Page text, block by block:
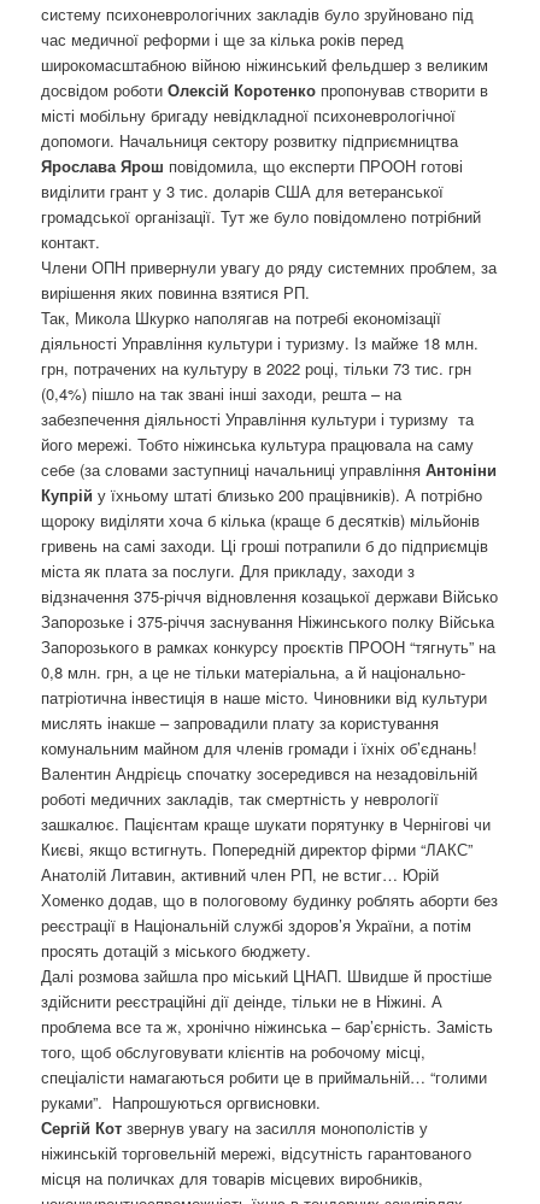
систему психоневрологічних закладів було зруйновано під
час медичної реформи і ще за кілька років перед
широкомасштабною війною ніжинський фельдшер з великим
досвідом роботиОлексій Коротенко пропонував створити в
місті мобільну бригаду невідкладної психоневрологічної
допомоги. Начальниця сектору розвитку підприємництва
Ярослава Ярош повідомила, що експерти ПРООН готові
виділити грант у 3 тис. доларів США для ветеранської
громадської організації. Тут же було повідомлено потрібний
контакт.
Члени ОПН привернули увагу до ряду системних проблем, за
вирішення яких повинна взятися РП.
Так, Микола Шкурко наполягав на потребі економізації
діяльності Управління культури і туризму. Із майже 18 млн.
грн, потрачених на культуру в 2022 році, тільки 73 тис. грн
(0,4%) пішло на так звані інші заходи, решта – на
забезпечення діяльності Управління культури і туризму та
його мережі. Тобто ніжинська культура працювала на саму
себе (за словами заступниці начальниці управлінняАнтоніни
Купрій у їхньому штаті близько 200 працівників). А потрібно
щороку виділяти хоча б кілька (краще б десятків) мільйонів
гривень на самі заходи. Ці гроші потрапили б до підприємців
міста як плата за послуги. Для прикладу, заходи з
відзначення 375-річчя відновлення козацької держави Військо
Запорозьке і 375-річчя заснування Ніжинського полку Війська
Запорозького в рамках конкурсу проєктів ПРООН “тягнуть” на
0,8 млн. грн, а це не тільки матеріальна, а й національно-
патріотична інвестиція в наше місто. Чиновники від культури
мислять інакше – запровадили плату за користування
комунальним майном для членів громади і їхніх об’єднань!
Валентин Андрієць спочатку зосередився на незадовільній
роботі медичних закладів, так смертність у неврології
зашкалює. Пацієнтам краще шукати порятунку в Чернігові чи
Києві, якщо встигнуть. Попередній директор фірми “ЛАКС”
Анатолій Литавин, активний член РП, не встиг… Юрій
Хоменко додав, що в пологовому будинку роблять аборти без
реєстрації в Національній службі здоров’я України, а потім
просять дотацій з міського бюджету.
Далі розмова зайшла про міський ЦНАП. Швидше й простіше
здійснити реєстраційні дії деінде, тільки не в Ніжині. А
проблема все та ж, хронічно ніжинська – бар’єрність. Замість
того, щоб обслуговувати клієнтів на робочому місці,
спеціалісти намагаються робити це в приймальній… “голими
руками”. Напрошуються оргвисновки.
Сергій Кот звернув увагу на засилля монополістів у
ніжинській торговельній мережі, відсутність гарантованого
місця на поличках для товарів місцевих виробників,